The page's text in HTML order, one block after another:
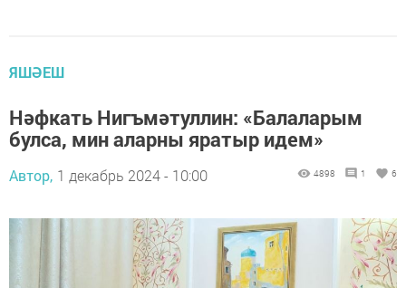
ЯШӘЕШ
Нәфкать Нигъмәтуллин: «Балаларым
булса, мин аларны яратыр идем»
Автор, 1 декабрь 2024 - 10:00 4898 1 6